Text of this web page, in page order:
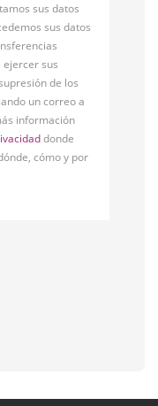
sus datos
sus datos
ejercer sus
de los
un correo a
información
donde
cómo y por